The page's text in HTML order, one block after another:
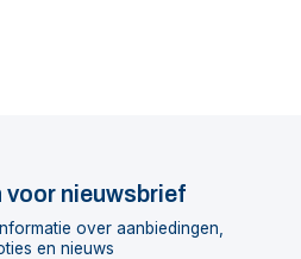
voor nieuwsbrief
over aanbiedingen,
en nieuws